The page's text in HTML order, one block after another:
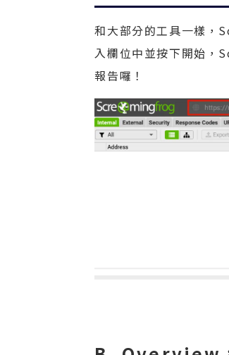
和大部分的工具一樣，
入欄位中並按下開始，
報告囉！